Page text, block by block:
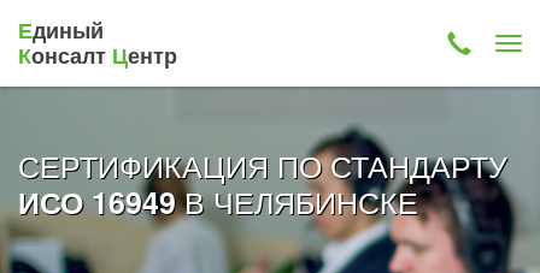
Единый
Консалт Центр
СЕРТИФИКАЦИЯ ПО СТАНДАРТУ
ИСО 16949В ЧЕЛЯБИНСКЕ